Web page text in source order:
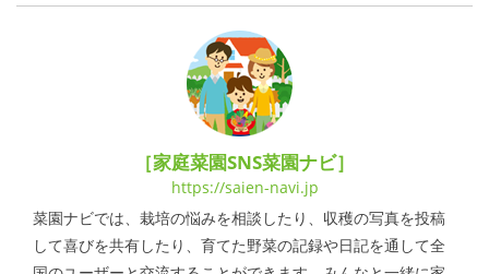
［家庭菜園SNS菜園ナビ］
https://saien-navi.jp
菜園ナビでは、栽培の悩みを相談したり、収穫の写真を投稿
して喜びを共有したり、育てた野菜の記録や日記を通して全